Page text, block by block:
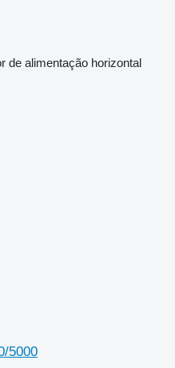
de alimentação horizontal
5000